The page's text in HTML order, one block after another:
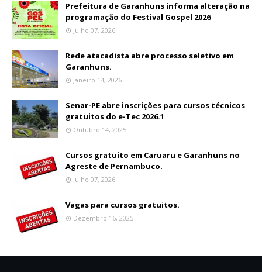
Prefeitura de Garanhuns informa alteração na
programação do Festival Gospel 2026
Julho 07, 2026
Rede atacadista abre processo seletivo em
Garanhuns.
Janeiro 14, 2026
Senar-PE abre inscrições para cursos técnicos
gratuitos do e-Tec 2026.1
Outubro 14, 2025
Cursos gratuito em Caruaru e Garanhuns no
Agreste de Pernambuco.
Julho 07, 2026
Vagas para cursos gratuitos.
Dezembro 16, 2025